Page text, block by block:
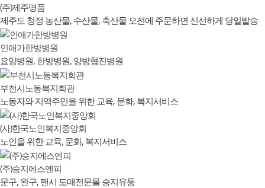
(주)제주명품
제주도 청정 농산물, 수산물, 축산물 오전에 주문하면 신선하게 당일발송
인애가한방병원
요양병원, 한방병원, 양방협진병원
부천시노동복지회관
노동자와 지역주민을 위한 교육, 문화, 복지서비스
(사)한국노인복지중앙회
노인을 위한 교육, 문화, 복지서비스
(주)승지에스엔피
문구, 완구, 팬시 도매전문몰 승지유통